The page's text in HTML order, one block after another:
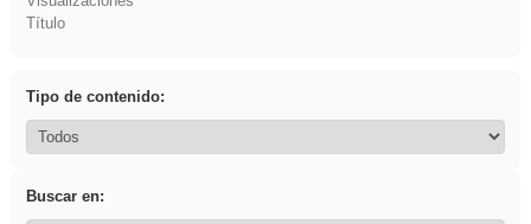
Título
Tipo de contenido:
Buscar en: